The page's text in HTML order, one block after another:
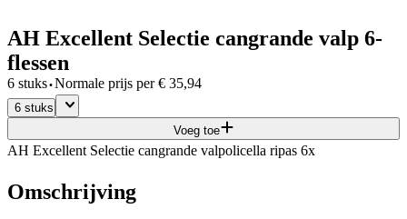
AH Excellent Selectie cangrande valp 6-
flessen
6 stuks·Normale prijs per € 35,94
6 stuks
Voeg toe
AH Excellent Selectie cangrande valpolicella ripas 6x
Omschrijving